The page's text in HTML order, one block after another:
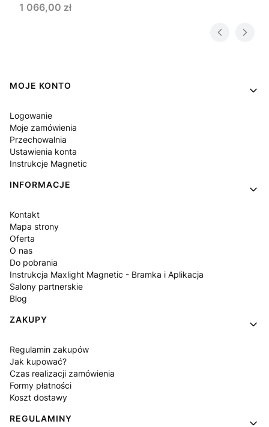
Cena
1 066,00 zł
Linki w stopce
MOJE KONTO
Logowanie
Moje zamówienia
Przechowalnia
Ustawienia konta
Instrukcje Magnetic
INFORMACJE
Kontakt
Mapa strony
Oferta
O nas
Do pobrania
Instrukcja Maxlight Magnetic - Bramka i Aplikacja
Salony partnerskie
Blog
ZAKUPY
Regulamin zakupów
Jak kupować?
Czas realizacji zamówienia
Formy płatności
Koszt dostawy
REGULAMINY